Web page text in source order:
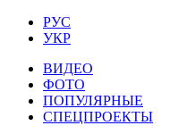
РУС
УКР
ВИДЕО
ФОТО
ПОПУЛЯРНЫЕ
СПЕЦПРОЕКТЫ